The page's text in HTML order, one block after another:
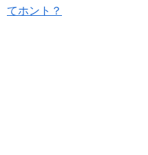
てホント？